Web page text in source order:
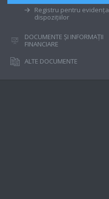
Registru pentru evidența
dispozițiilor
DOCUMENTE ȘI INFORMAȚII
FINANCIARE
ALTE DOCUMENTE